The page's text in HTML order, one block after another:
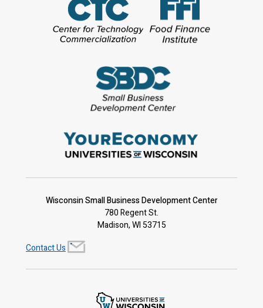
Wisconsin Small Business Development Center
780 Regent St.
Madison, WI 53715
Contact Us